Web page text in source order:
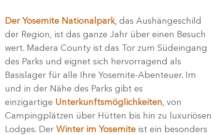
Der Yosemite Nationalpark, das Aushängeschild
der Region, ist das ganze Jahr über einen Besuch
wert. Madera County ist das Tor zum Südeingang
des Parks und eignet sich hervorragend als
Basislager für alle Ihre Yosemite-Abenteuer. Im
und in der Nähe des Parks gibt es
einzigartige Unterkunftsmöglichkeiten, von
Campingplätzen über Hütten bis hin zu luxuriösen
Lodges. Der Winter im Yosemite ist ein besonders